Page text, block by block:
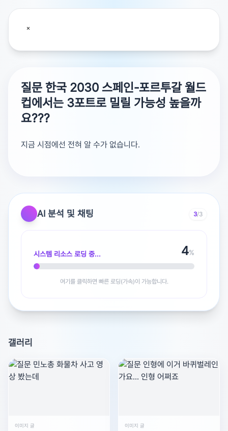
질문 한국 2030 스페인-포르투갈 월드
컵에서는 3포트로 밀릴 가능성 높을까
요???
지금 시점에선 전혀 알 수가 없습니다.
에컨대 적당한 랭킹의 팀을 홈에 불러와서 이기는 경기를
하게 할 것이기 때문입니다.
광고 [X]를 누르면 내용이 해제됩니다
AI 분석 및 채팅 3/3
시스템 리소스 로딩 중... 4%
여기를 클릭하면 빠른 로딩(가속)이 가능합니다.
갤러리
이미지 글 이미지 글